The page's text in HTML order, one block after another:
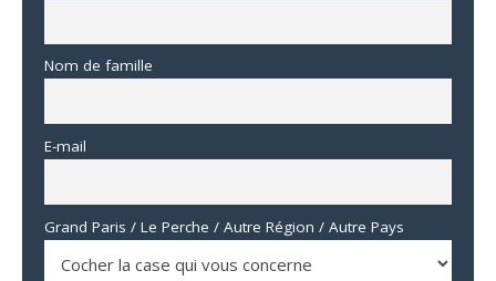
Nom de famille
E-mail
Grand Paris / Le Perche / Autre Région / Autre Pays